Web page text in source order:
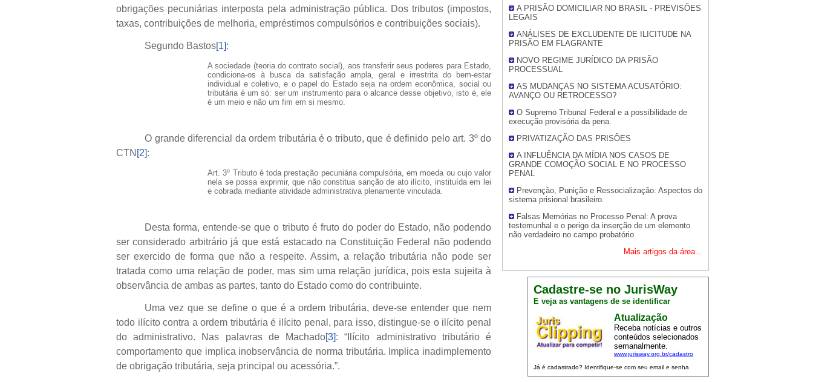
A PRISÃO DOMICILIAR NO BRASIL - PREVISÕES
LEGAIS
ANÁLISES DE EXCLUDENTE DE ILICITUDE NA
PRISÃO EM FLAGRANTE
NOVO REGIME JURÍDICO DA PRISÃO
PROCESSUAL
AS MUDANÇAS NO SISTEMA ACUSATÓRIO:
AVANÇO OU RETROCESSO?
O Supremo Tribunal Federal e a possibilidade de
execução provisória da pena.
PRIVATIZAÇÃO DAS PRISÕES
A INFLUÊNCIA DA MÍDIA NOS CASOS DE
GRANDE COMOÇÃO SOCIAL E NO PROCESSO
PENAL
Prevenção, Punição e Ressocialização: Aspectos do
sistema prisional brasileiro.
Falsas Memórias no Processo Penal: A prova
testemunhal e o perigo da inserção de um elemento
não verdadeiro no campo probatório
Mais artigos da área...
Cadastre-se no JurisWay
E veja as vantagens de se identificar
Atualização
Receba notícias e outros
conteúdos selecionados
semanalmente.
www.jurisway.org.br/cadastro
Já é cadastrado? Identifique-se com seu email e senha
obrigações pecuniárias interposta pela administração pública. Dos tributos (impostos,
taxas, contribuições de melhoria, empréstimos compulsórios e contribuições sociais).
Segundo Bastos[1]:
A sociedade (teoria do contrato social), aos transferir seus poderes para Estado,
condiciona-os à busca da satisfação ampla, geral e irrestrita do bem-estar
individual e coletivo, e o papel do Estado seja na ordem econômica, social ou
tributária é um só: ser um instrumento para o alcance desse objetivo, isto é, ele
é um meio e não um fim em si mesmo.
O grande diferencial da ordem tributária é o tributo, que é definido pelo art. 3º do
CTN [2]:
Art. 3º Tributo é toda prestação pecuniária compulsória, em moeda ou cujo valor
nela se possa exprimir, que não constitua sanção de ato ilícito, instituída em lei
e cobrada mediante atividade administrativa plenamente vinculada.
Desta forma, entende-se que o tributo é fruto do poder do Estado, não podendo
ser considerado arbitrário já que está estacado na Constituição Federal não podendo
ser exercido de forma que não a respeite. Assim, a relação tributária não pode ser
tratada como uma relação de poder, mas sim uma relação jurídica, pois esta sujeita à
observância de ambas as partes, tanto do Estado como do contribuinte.
Uma vez que se define o que é a ordem tributária, deve-se entender que nem
todo ilícito contra a ordem tributária é ilícito penal, para isso, distingue-se o ilícito penal
do administrativo. Nas palavras de Machado[3]: “Ilícito administrativo tributário é
comportamento que implica inobservância de norma tributária. Implica inadimplemento
de obrigação tributária, seja principal ou acessória.”.